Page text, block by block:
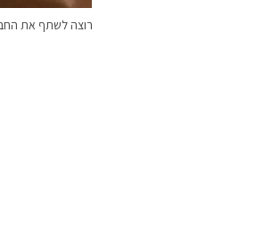
רוצה לשתף את